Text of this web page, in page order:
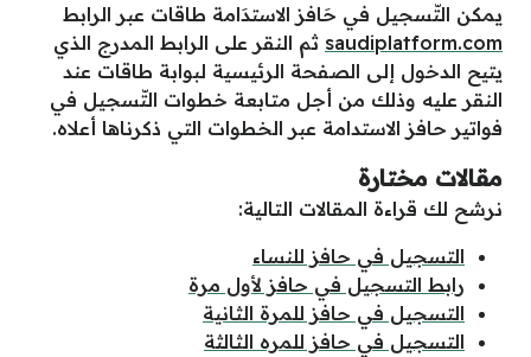
يمكن التّسجيل في حَافز الاستدَامة طاقات عبر الرابط
saudiplatform.com ثم النقر على الرابط المدرج الذي
يتيح الدخول إلى الصفحة الرئيسية لبوابة طاقات عند
النقر عليه وذلك من أجل متابعة خطوات التّسجيل في
فواتير حافز الاستدامة عبر الخطوات التي ذكرناها أعلاه.
مقالات مختارة
نرشح لك قراءة المقالات التالية:
التسجيل في حافز للنساء
رابط التسجيل في حافز لأول مرة
التسجيل في حافز للمرة الثانية
التسجيل في حافز للمره الثالثة